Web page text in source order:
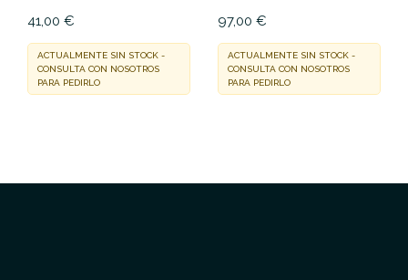
41,00 €
ACTUALMENTE SIN STOCK -
CONSULTA CON NOSOTROS
PARA PEDIRLO
97,00 €
ACTUALMENTE SIN STOCK -
CONSULTA CON NOSOTROS
PARA PEDIRLO